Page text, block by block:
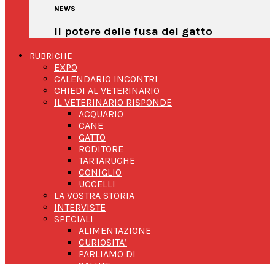
NEWS
Il potere delle fusa del gatto
RUBRICHE
EXPO
CALENDARIO INCONTRI
CHIEDI AL VETERINARIO
IL VETERINARIO RISPONDE
ACQUARIO
CANE
GATTO
RODITORE
TARTARUGHE
CONIGLIO
UCCELLI
LA VOSTRA STORIA
INTERVISTE
SPECIALI
ALIMENTAZIONE
CURIOSITA’
PARLIAMO DI